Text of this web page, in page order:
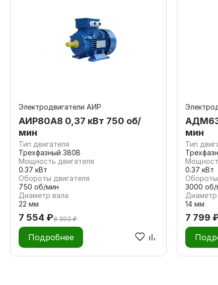
Электродвигатели АИР
АИР80А8 0,37 кВт 750 об/
мин
Тип двигателя
Трехфазный 380В
Мощность двигателя
0.37 кВт
Обороты двигателя
750 об/мин
Диаметр вала
22 мм
7 554 ₽8 393 ₽
Подробнее
мин
Тип
0.37 кВт
Обороты
3000 об/
Диаметр
14 мм
7 799